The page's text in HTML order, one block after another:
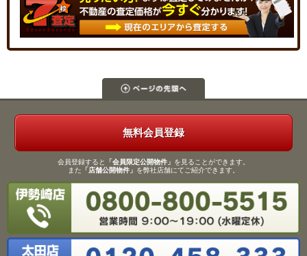
無料会員登録
会員登録すると 「会員限定公開物件」 を見ることができます。
また 「店舗公開物件」 を弊社店舗にてご紹介できます。